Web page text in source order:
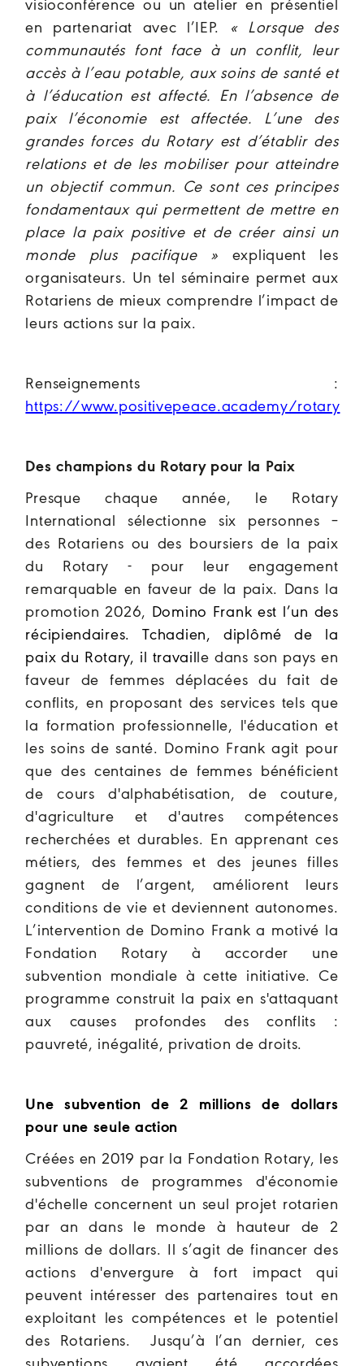
visioconférence ou un atelier en présentiel
en partenariat avec l’IEP.
« Lorsque des
communautés font face à un conflit, leur
accès à l’eau potable, aux soins de santé et
à l’éducation est affecté. En l’absence de
paix l’économie est affectée. L’une des
grandes forces du Rotary est d’établir des
relations et de les mobiliser pour atteindre
un objectif commun. Ce sont ces principes
fondamentaux qui permettent de mettre en
place la paix positive et de créer ainsi un
monde plus pacifique »
expliquent les
organisateurs. Un tel séminaire permet aux
Rotariens de mieux comprendre l’impact de
leurs actions sur la paix.
Renseignements :
https://www.positivepeace.academy/rotary
Des champions du Rotary pour la Paix
Presque chaque année, le Rotary
International sélectionne six personnes –
des Rotariens ou des boursiers de la paix
du Rotary - pour leur engagement
remarquable en faveur de la paix. Dans la
promotion 2026, Domino Frank est l’un des
récipiendaires. Tchadien, diplômé de la
paix du Rotary, il travaille dans son pays en
faveur de femmes déplacées du fait de
conflits, en proposant des services tels que
la formation professionnelle, l'éducation et
les soins de santé. Domino Frank agit pour
que des centaines de femmes bénéficient
de cours d'alphabétisation, de couture,
d'agriculture et d'autres compétences
recherchées et durables. En apprenant ces
métiers, des femmes et des jeunes filles
gagnent de l’argent, améliorent leurs
conditions de vie et deviennent autonomes.
L’intervention de Domino Frank a motivé la
Fondation Rotary à accorder une
subvention mondiale à cette initiative. Ce
programme construit la paix en s'attaquant
aux causes profondes des conflits :
pauvreté, inégalité, privation de droits.
Une subvention de 2 millions de dollars
pour une seule action
Créées en 2019 par la Fondation Rotary, les
subventions de programmes d'économie
d'échelle concernent un seul projet rotarien
par an dans le monde à hauteur de 2
millions de dollars. Il s’agit de financer des
actions d'envergure à fort impact qui
peuvent intéresser des partenaires tout en
exploitant les compétences et le potentiel
des Rotariens. Jusqu’à l’an dernier, ces